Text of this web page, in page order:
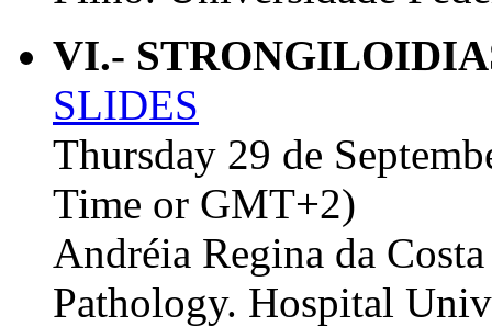
VI.-
SLIDES
Thursday 29 de
Time or GMT+2)
Andréia Regina da
Pathology. Hospital